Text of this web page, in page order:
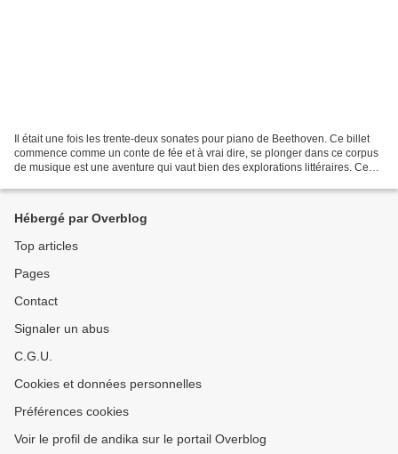
Il était une fois les trente-deux sonates pour piano de Beethoven. Ce billet
commence comme un conte de fée et à vrai dire, se plonger dans ce corpus
de musique est une aventure qui vaut bien des explorations littéraires. Ces
Hébergé par Overblog
Top articles
Pages
Contact
Signaler un abus
C.G.U.
Cookies et données personnelles
Préférences cookies
Voir le profil de andika sur le portail Overblog